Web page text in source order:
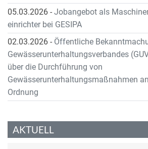
05.03.2026 - Jobangebot als
einrichter bei GESIPA
02.03.2026 - Öffentliche
Gewässerunterhaltungsverbandes
über die Durchführung von
Gewässerunterhaltungsmaßnahmen
Ordnung
AKTUELL